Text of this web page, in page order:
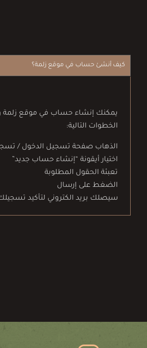
كيف أنشئ حساب في موقع زلمة؟
يمكنك إنشاء حساب في موقع زلمة
الخطوات التالية:
الذهاب صفحة تسجيل الدخول /
اختيار أيقونة “إنشاء حساب جديد”
تعبئة الحقول المطلوبة
الضغط على إرسال
سيصلك بريد الكتروني لتأكيد